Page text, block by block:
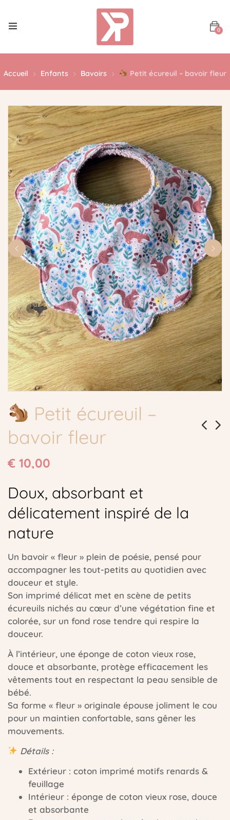
0
Accueil Enfants Bavoirs Petit écureuil – bavoir fleur
Petit écureuil –
bavoir fleur
€ 10,00
Doux, absorbant et
délicatement inspiré de la
nature
Un bavoir « fleur » plein de poésie, pensé pour
accompagner les tout-petits au quotidien avec
douceur et style.
Son imprimé délicat met en scène de petits
écureuils nichés au cœur d’une végétation fine et
colorée, sur un fond rose tendre qui respire la
douceur.
À l’intérieur, une éponge de coton vieux rose,
douce et absorbante, protège efficacement les
vêtements tout en respectant la peau sensible de
bébé.
Sa forme « fleur » originale épouse joliment le cou
pour un maintien confortable, sans gêner les
mouvements.
Détails :
Extérieur : coton imprimé motifs renards &
feuillage
Intérieur : éponge de coton vieux rose, douce
et absorbante